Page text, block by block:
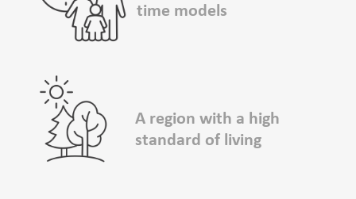
time models
A region with a high
standard of living